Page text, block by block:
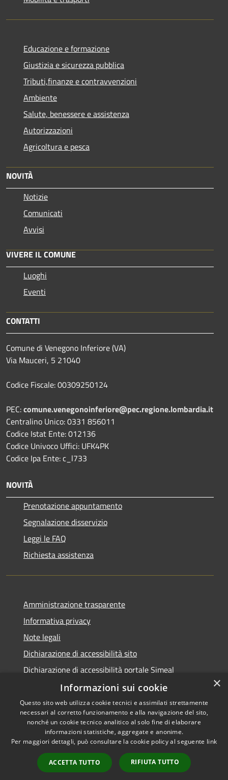
Educazione e formazione
Giustizia e sicurezza pubblica
Tributi,finanze e contravvenzioni
Ambiente
Salute, benessere e assistenza
Autorizzazioni
Agricoltura e pesca
NOVITÀ
Notizie
Comunicati
Avvisi
VIVERE IL COMUNE
Luoghi
Eventi
CONTATTI
Comune di Venegono Inferiore (VA)
Via Mauceri, 5 21040
Codice Fiscale: 00309250124
PEC:comune.venegonoinferiore@pec.regione.lombardia.it
Centralino Unico: 0331 856011
Codice Istat Ente: 012136
Codice Univoco Uffici: UFK4PK
Codice Ipa Ente: c_l733
NOVITÀ
Prenotazione appuntamento
Segnalazione disservizio
Leggi le FAQ
Richiesta assistenza
Amministrazione trasparente
Informativa privacy
Note legali
Dichiarazione di accessibilità sito
Dichiarazione di accessibilità portale Simeal
Accessibilità
Privacy
Mappa del sito
Copyright © 2026 • Comune di
Venegono Inferiore • Powered
byMunicipium•Accesso
redazione
×
Informazioni sui cookie
Questo sito web utilizza cookie tecnici e assimilati strettamente
necessari al corretto funzionamento e alla navigazione del sito,
nonché un cookie tecnico analitico al solo fine di elaborare
informazioni statistiche, aggregate e anonime.
Per maggiori dettagli, può consultare la cookie policy al seguente link
ACCETTA TUTTO RIFIUTA TUTTO